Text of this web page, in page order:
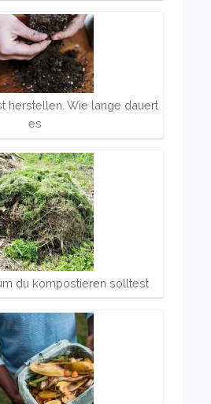
herstellen. Wie lange dauert
es
du kompostieren solltest